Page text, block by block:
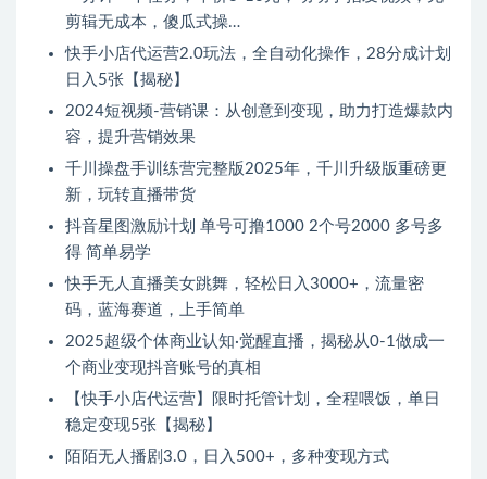
剪辑无成本，傻瓜式操…
快手小店代运营2.0玩法，全自动化操作，28分成计划
日入5张【揭秘】
2024短视频-营销课：从创意到变现，助力打造爆款内
容，提升营销效果
千川操盘手训练营完整版2025年，千川升级版重磅更
新，玩转直播带货
抖音星图激励计划 单号可撸1000 2个号2000 多号多
得 简单易学
快手无人直播美女跳舞，轻松日入3000+，流量密
码，蓝海赛道，上手简单
2025超级个体商业认知·觉醒直播，揭秘从0-1做成一
个商业变现抖音账号的真相
【快手小店代运营】限时托管计划，全程喂饭，单日
稳定变现5张【揭秘】
陌陌无人播剧3.0，日入500+，多种变现方式